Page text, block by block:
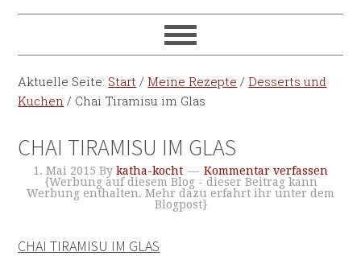
Aktuelle Seite: Start / Meine Rezepte / Desserts und
Kuchen / Chai Tiramisu im Glas
CHAI TIRAMISU IM GLAS
1. Mai 2015 By katha-kocht
Kommentar verfassen
{Werbung auf diesem Blog - dieser Beitrag kann
Werbung enthalten. Mehr dazu erfahrt ihr unter dem
Blogpost}
CHAI TIRAMISU IM GLAS